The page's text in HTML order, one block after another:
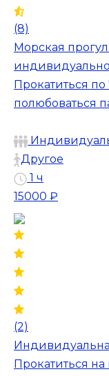
(8)
Морская
Прокатиться
полюбоваться
Другое
1 ч
15000 ₽
(2)
Прокатиться